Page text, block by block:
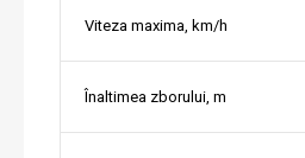
Viteza maxima, km/h
Înaltimea zborului, m